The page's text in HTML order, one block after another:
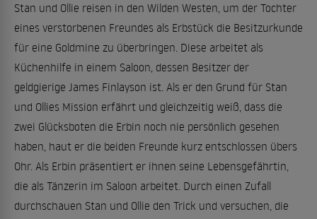
Stan und Ollie reisen in den Wilden Westen, um der Tochter
eines verstorbenen Freundes als Erbstück die Besitzurkunde
für eine Goldmine zu überbringen. Diese arbeitet als
Küchenhilfe in einem Saloon, dessen Besitzer der
geldgierige James Finlayson ist. Als er den Grund für Stan
und Ollies Mission erfährt und gleichzeitig weiß, dass die
zwei Glücksboten die Erbin noch nie persönlich gesehen
haben, haut er die beiden Freunde kurz entschlossen übers
Ohr. Als Erbin präsentiert er ihnen seine Lebensgefährtin,
die als Tänzerin im Saloon arbeitet. Durch einen Zufall
durchschauen Stan und Ollie den Trick und versuchen, die